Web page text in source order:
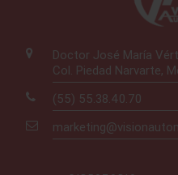
Doctor José María
Col. Piedad Narvarte,
(55) 55.38.40.70